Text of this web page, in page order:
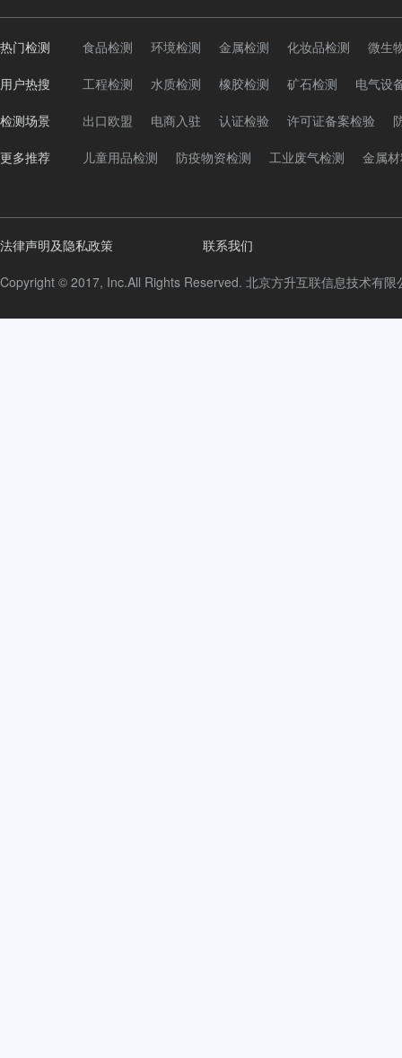
热门检测 食品检测 环境检测 金属检测 化妆品检测 微生
用户热搜 工程检测 水质检测 橡胶检测 矿石检测 电气设
检测场景 出口欧盟 电商入驻 认证检验 许可证备案检验
更多推荐 儿童用品检测 防疫物资检测 工业废气检测 金属
法律声明及隐私政策 联系我们
Copyright © 2017, Inc.All Rights Reserved. 北京方升互联信息技术有